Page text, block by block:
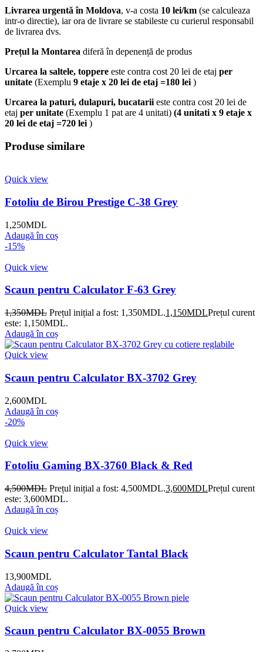
Livrarea urgentă în Moldova, v-a costa 10 lei/km (se calculeaza
intr-o directie), iar ora de livrare se stabileste cu curierul responsabil
de livrarea dvs.
Prețul la Montarea diferă în depenență de produs
Urcarea la saltele, toppere este contra cost 20 lei de etaj per
unitate (Exemplu 9 etaje x 20 lei de etaj =180 lei )
Urcarea la paturi, dulapuri, bucatarii este contra cost 20 lei de
etaj per unitate (Exemplu 1 pat are 4 unitati) (4 unitati x 9 etaje x
20 lei de etaj =720 lei )
Produse similare
Quick view
Fotoliu de Birou Prestige C-38 Grey
1,250MDL
Adaugă în coș
-15%
Quick view
Scaun pentru Calculator F-63 Grey
1,350MDL Prețul inițial a fost: 1,350MDL.1,150MDLPrețul curent
este: 1,150MDL.
Adaugă în coș
Quick view
Scaun pentru Calculator BX-3702 Grey
2,600MDL
Adaugă în coș
-20%
Quick view
Fotoliu Gaming BX-3760 Black & Red
4,500MDL Prețul inițial a fost: 4,500MDL.3,600MDLPrețul curent
este: 3,600MDL.
Adaugă în coș
Quick view
Scaun pentru Calculator Tantal Black
13,900MDL
Adaugă în coș
Quick view
Scaun pentru Calculator BX-0055 Brown